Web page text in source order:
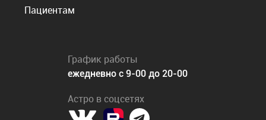
Пациентам
График работы
ежедневно с 9-00 до 20-00
Астро в соцсетях